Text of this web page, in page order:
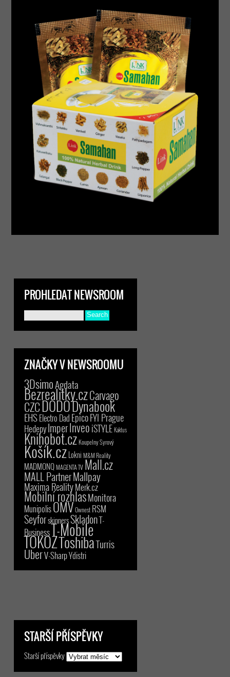
PROHLEDAT NEWSROOM
ZNAČKY V NEWSROOMU
3DsimoAgdata
Bezrealitky.czCarvago
CZCDODODynabook
EHSElectro Dad EpicoFYI Prague
HedepyImperInveoiSTYLE Kaktus
Knihobot.czKoupelny Syrový
Košík.czLokni M&M Reality
MADMONQMAGENTA TV Mall.cz
MALL PartnerMallpay
Maxima RealityMerk.cz
Mobilní rozhlasMonitora
MunipolisOMVOwnest RSM
SeyforskinnersSkladonT-
BusinessT-Mobile
TOKOZToshibaTurris
UberV-SharpYdistri
STARŠÍ PŘÍSPĚVKY
Starší příspěvky